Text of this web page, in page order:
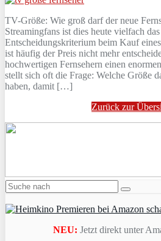
TV-Größe: Wie groß darf der neue
Streamingfans ist dies heute vielfach
Entscheidungskriterium beim Kauf
ist häufig der Preis nicht mehr
hochwertigen Fernsehern einen
stellt sich oft die Frage: Welche Größe
haben, damit […]
Zurück zur
NEU: Jetzt direkt unter